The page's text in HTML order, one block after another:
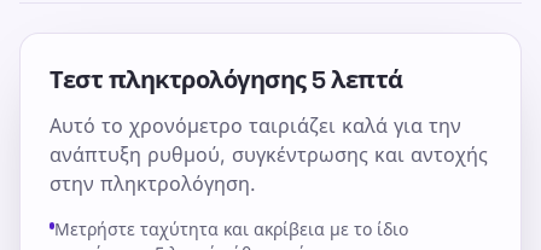
Τεστ πληκτρολόγησης 5 λεπτά
Αυτό το χρονόμετρο ταιριάζει καλά για την
ανάπτυξη ρυθμού, συγκέντρωσης και αντοχής
στην πληκτρολόγηση.
Μετρήστε ταχύτητα και ακρίβεια με το ίδιο